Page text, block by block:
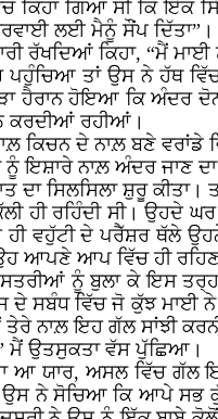
ਕਿਹਾ ਗਿਆ ਸੀ ਕਿ ਇੱਕ
ਲਈ ਮੈਨੂੰ ਸੌਂਪ ਦਿੱਤਾ”।
ਰੱਖਦਿਆਂ ਕਿਹਾ, “ਮੈਂ
ਤਾਂ ਉਸ ਨੇ ਹੱਥ
ਹੈਰਾਨ ਹੋਇਆ ਕਿ ਅੰਦਰ
ਕਰਦੀਆਂ ਰਹੀਆਂ।
ਕਿਚਨ ਦੇ ਨਾਲ਼ ਬਣੇ
ਇਸ਼ਾਰੇ ਨਾਲ਼ ਅੰਦਰ ਜਾਣ
ਦਾ ਸਿਲਸਿਲਾ ਸ਼ੁਰੂ
ਹੀ ਰਹਿੰਦੀ ਸੀ। ਉਹਦੇ
ਹੀ ਵਹੁੱਟੀ ਦੇ ਪਰੈੱਸ਼ਰ ਥੱਲੇ
ਆਪਣੇ ਆਪ ਵਿੱਚ ਹੀ ਰਹਿਣ
ਨੂੰ ਬੁਲਾ ਕੇ ਇਸ ਤਰ੍ਹਾਂ
ਦੇ ਸਬੰਧ ਵਿੱਚ ਜੋ ਕੁੱਝ ਮਾਈ
ਨਾਲ਼ ਇਹ ਗੱਲ ਸਾਂਝੀ ਕਰਨੀ
ਮੈਂ ਉਤਸੁਕਤਾ ਵੱਸ ਪੁੱਛਿਆ।
ਆ ਯਾਰ, ਅਸਲ ਵਿੱਚ
ਉਸ ਨੇ ਸੋਚਿਆ ਕਿ ਆਪੇ ਸਭ